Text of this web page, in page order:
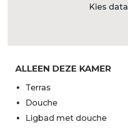
Kies data
ALLEEN DEZE KAMER
Terras
Douche
Ligbad met douche